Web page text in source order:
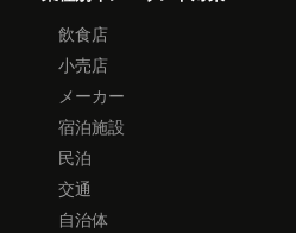
飲食店
小売店
メーカー
宿泊施設
民泊
交通
自治体